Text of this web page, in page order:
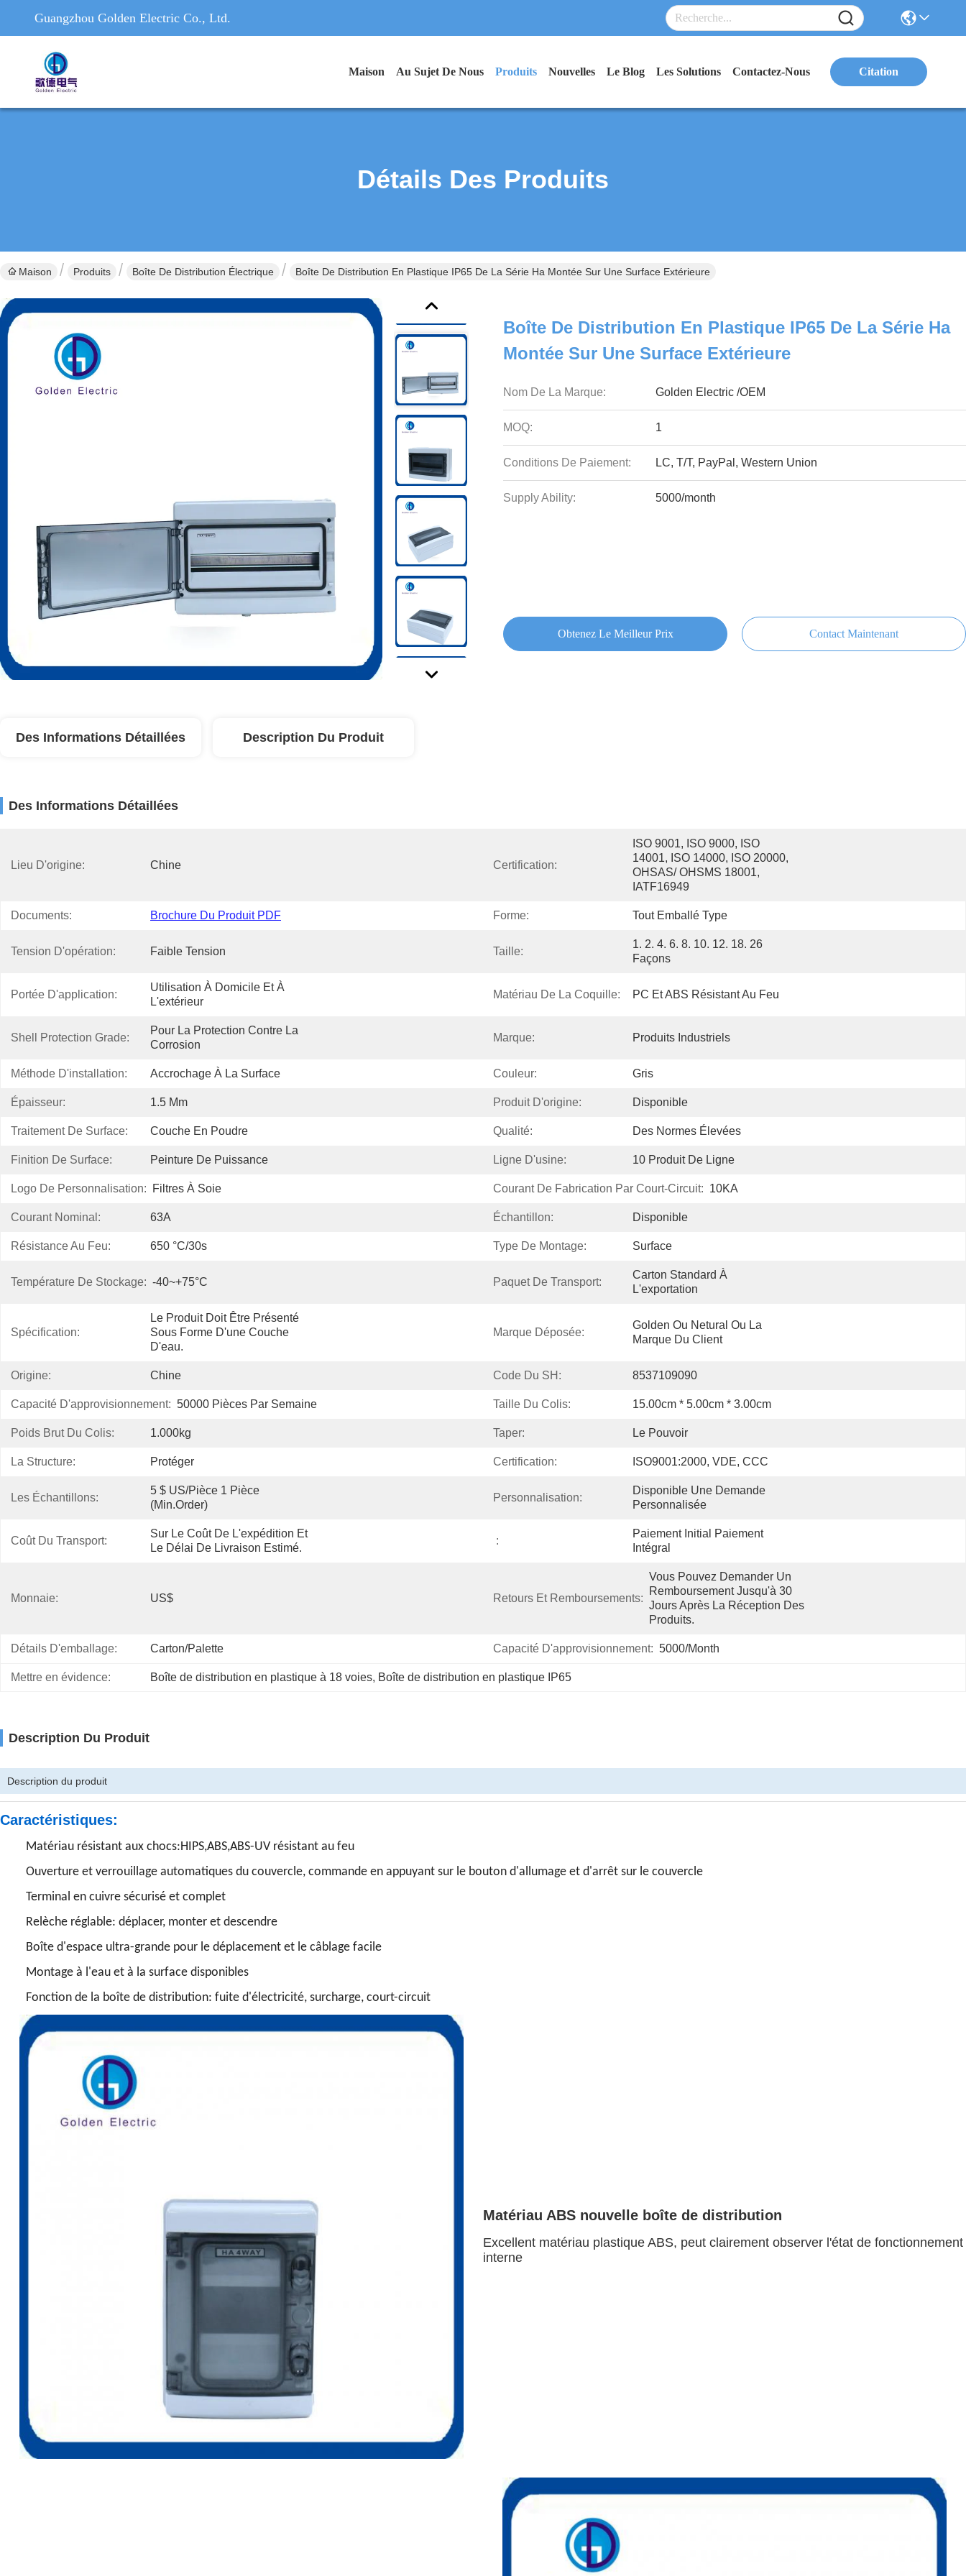
Guangzhou Golden Electric Co., Ltd.
Maison Au Sujet De Nous Produits Nouvelles Le Blog Les Solutions Contactez-Nous Citation
Détails Des Produits
Maison Produits Boîte De Distribution Électrique Boîte De Distribution En Plastique IP65 De La Série Ha Montée Sur Une Surface Extérieure
Boîte De Distribution En Plastique IP65 De La Série Ha
Montée Sur Une Surface Extérieure
Nom De La Marque: Golden Electric /OEM
MOQ: 1
Conditions De Paiement: LC, T/T, PayPal, Western Union
Supply Ability: 5000/month
Obtenez Le Meilleur Prix Contact Maintenant
Des Informations Détaillées Description Du Produit
Des Informations Détaillées
Lieu D'origine: Chine Certification:
ISO 9001, ISO 9000, ISO
14001, ISO 14000, ISO 20000,
OHSAS/ OHSMS 18001,
IATF16949
Documents: Brochure Du Produit PDF Forme: Tout Emballé Type
Tension D'opération: Faible Tension Taille:
1. 2. 4. 6. 8. 10. 12. 18. 26
Façons
Portée D'application:
Utilisation À Domicile Et À
L'extérieur
Matériau De La Coquille: PC Et ABS Résistant Au Feu
Shell Protection Grade:
Pour La Protection Contre La
Corrosion
Marque: Produits Industriels
Méthode D'installation: Accrochage À La Surface Couleur: Gris
Épaisseur: 1.5 Mm Produit D'origine: Disponible
Traitement De Surface: Couche En Poudre Qualité: Des Normes Élevées
Finition De Surface: Peinture De Puissance Ligne D'usine: 10 Produit De Ligne
Logo De Personnalisation: Filtres À Soie Courant De Fabrication Par Court-Circuit: 10KA
Courant Nominal: 63A Échantillon: Disponible
Résistance Au Feu: 650 °c/30s Type De Montage: Surface
Température De Stockage: -40~+75°C Paquet De Transport:
Carton Standard À
L'exportation
Spécification:
Le Produit Doit Être Présenté
Sous Forme D'une Couche
D'eau.
Marque Déposée:
Golden Ou Netural Ou La
Marque Du Client
Origine: Chine Code Du SH: 8537109090
Capacité D'approvisionnement: 50000 Pièces Par Semaine Taille Du Colis: 15.00cm * 5.00cm * 3.00cm
Poids Brut Du Colis: 1.000kg Taper: Le Pouvoir
La Structure: Protéger Certification: ISO9001:2000, VDE, CCC
Les Échantillons:
5 $ US/pièce 1 Pièce
(Min.Order)
Personnalisation:
Disponible Une Demande
Personnalisée
Coût Du Transport:
Sur Le Coût De L'expédition Et
Le Délai De Livraison Estimé.
:
Paiement Initial Paiement
Intégral
Monnaie: US$ Retours Et Remboursements:
Vous Pouvez Demander Un
Remboursement Jusqu'à 30
Jours Après La Réception Des
Produits.
Détails D'emballage: Carton/palette Capacité D'approvisionnement: 5000/month
Mettre en évidence: Boîte de distribution en plastique à 18 voies, Boîte de distribution en plastique IP65
Description Du Produit
Description du produit
Caractéristiques:
Matériau résistant aux chocs:HIPS,ABS,ABS-UV résistant au feu
Ouverture et verrouillage automatiques du couvercle, commande en appuyant sur le bouton d'allumage et d'arrêt sur le couvercle
Terminal en cuivre sécurisé et complet
Relèche réglable: déplacer, monter et descendre
Boîte d'espace ultra-grande pour le déplacement et le câblage facile
Montage à l'eau et à la surface disponibles
Fonction de la boîte de distribution: fuite d'électricité, surcharge, court-circuit
Matériau ABS nouvelle boîte de distribution
Excellent matériau plastique ABS, peut clairement observer l'état de fonctionnement
interne